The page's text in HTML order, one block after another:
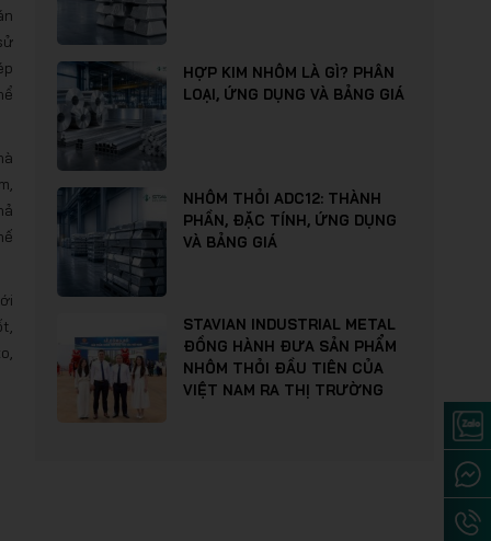
HỢP KIM NHÔM LÀ GÌ? PHÂN
LOẠI, ỨNG DỤNG VÀ BẢNG GIÁ
NHÔM THỎI ADC12: THÀNH
PHẦN, ĐẶC TÍNH, ỨNG DỤNG
VÀ BẢNG GIÁ
STAVIAN INDUSTRIAL METAL
ĐỒNG HÀNH ĐƯA SẢN PHẨM
NHÔM THỎI ĐẦU TIÊN CỦA
VIỆT NAM RA THỊ TRƯỜNG